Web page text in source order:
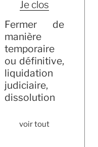
Je clos
Fermer de
manière
temporaire
ou définitive,
liquidation
judiciaire,
dissolution
voir tout